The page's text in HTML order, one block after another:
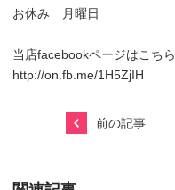
お休み 月曜日
当店facebookページはこちら
http://on.fb.me/1H5ZjIH
前の記事